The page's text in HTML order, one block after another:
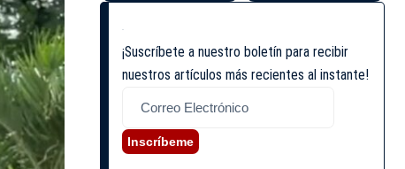
¡Suscríbete a nuestro boletín para recibir
nuestros artículos más recientes al instante!
Inscríbeme